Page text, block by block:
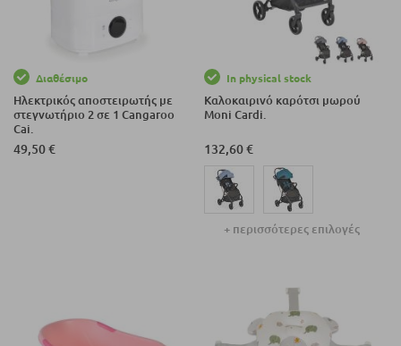
Διαθέσιμο
Ηλεκτρικός αποστειρωτής με
στεγνωτήριο 2 σε 1 Cangaroo
Cai.
49,50 €
In physical stock
Καλοκαιρινό καρότσι μωρού
Moni Cardi.
132,60 €
+ περισσότερες επιλογές